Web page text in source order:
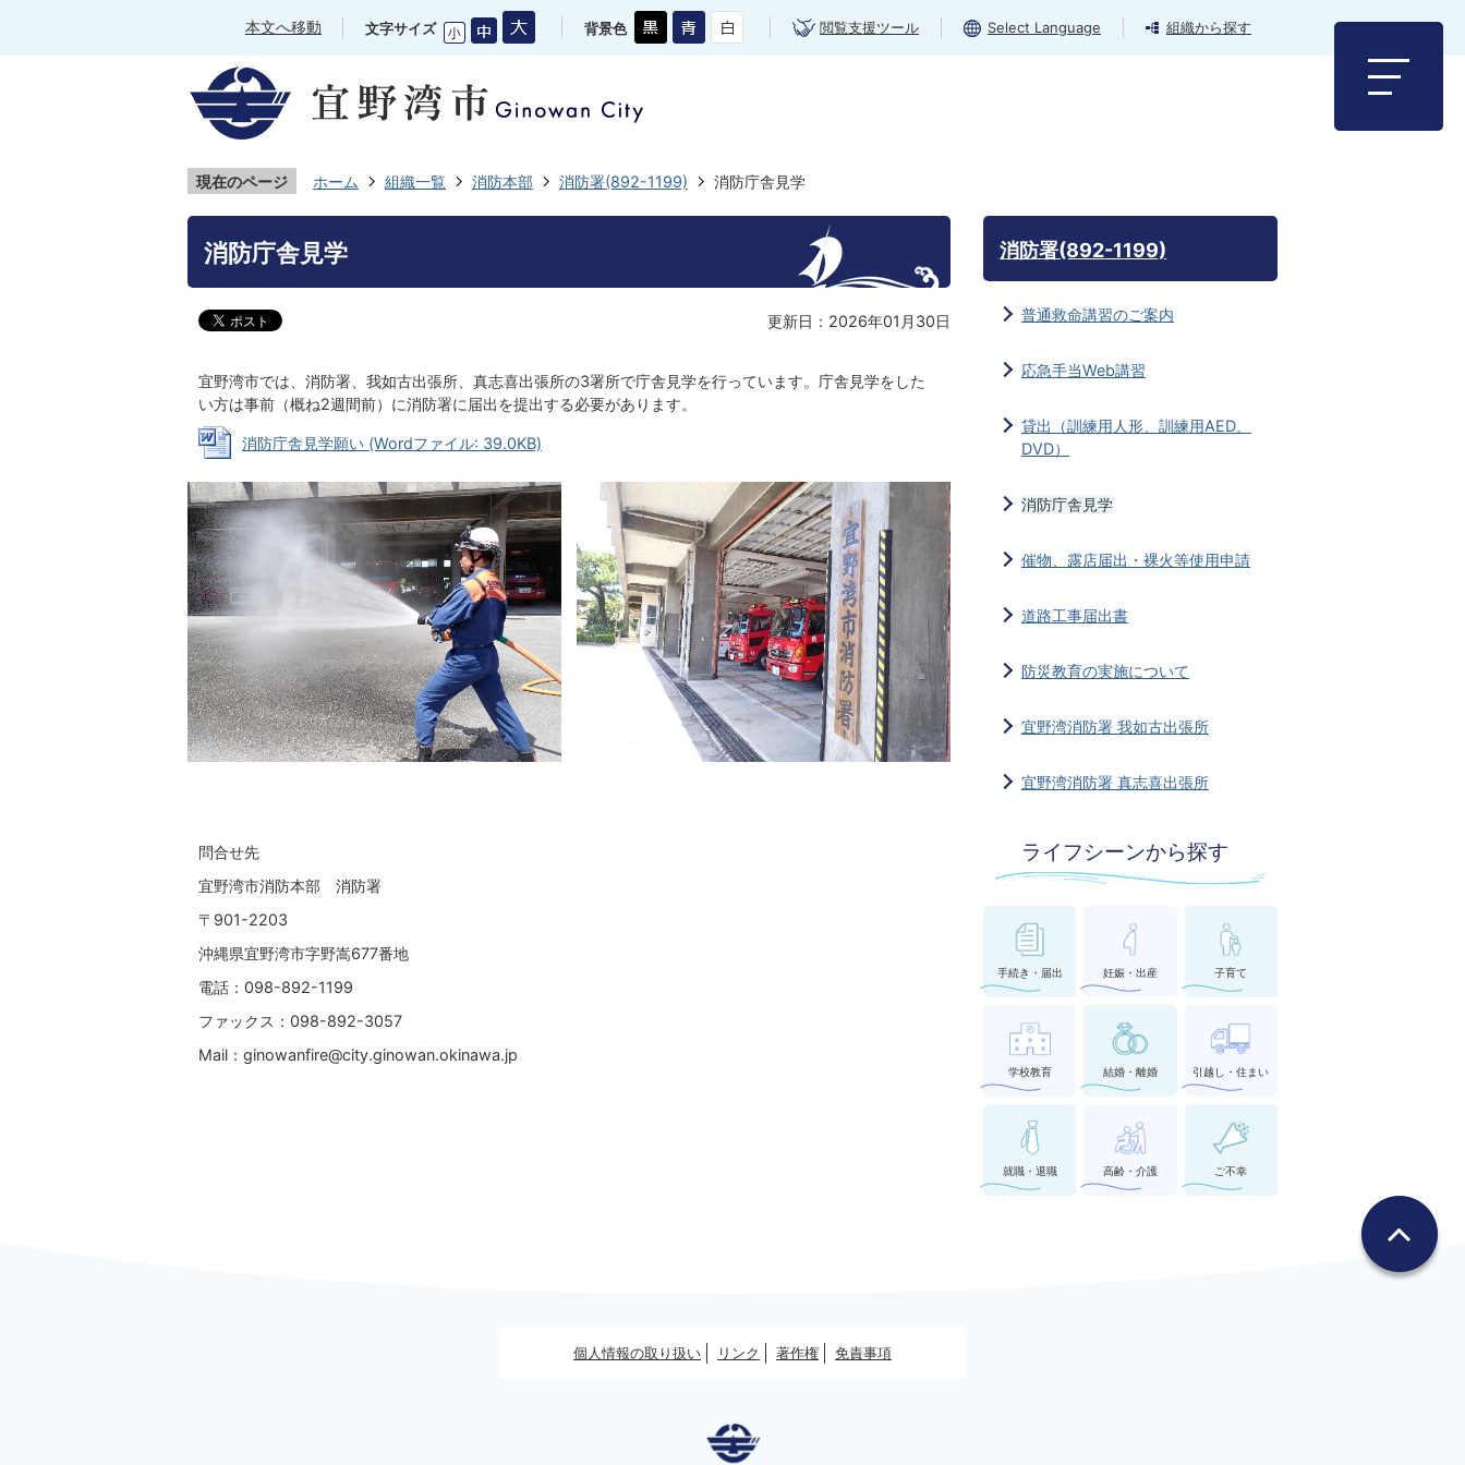
本文へ移動 文字サイズ 背景色 閲覧支援ツール Select Language 組織から探す
現在のページ ホーム 組織一覧 消防本部 消防署(892-1199) 消防庁舎見学
消防庁舎見学
更新日：2026年01月30日
宜野湾市では、消防署、我如古出張所、真志喜出張所の3署所で庁舎見学を行っています。庁舎見学をした
い方は事前（概ね2週間前）に消防署に届出を提出する必要があります。
消防庁舎見学願い (Wordファイル: 39.0KB)
問合せ先
宜野湾市消防本部 消防署
〒901-2203
沖縄県宜野湾市字野嵩677番地
電話：098-892-1199
ファックス：098-892-3057
Mail：ginowanfire@city.ginowan.okinawa.jp
消防署(892-1199)
普通救命講習のご案内
応急手当Web講習
貸出（訓練用人形、訓練用AED、
DVD）
消防庁舎見学
催物、露店届出・裸火等使用申請
道路工事届出書
防災教育の実施について
宜野湾消防署 我如古出張所
宜野湾消防署 真志喜出張所
ライフシーンから探す
手続き・届出 妊娠・出産 子育て
学校教育 結婚・離婚 引越し・住まい
就職・退職 高齢・介護 ご不幸
個人情報の取り扱い リンク 著作権 免責事項